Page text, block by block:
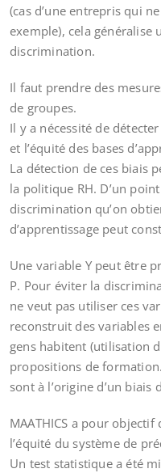
(cas d’une entrepris qui
exemple), cela généralise
discrimination.
Il faut prendre des
de groupes.
Il y a nécessité de
et l’équité des bases
La détection de ces biais
la politique RH. D’un
discrimination qu’on
d’apprentissage peut
Une variable Y peut être
P. Pour éviter la
ne veut pas utiliser ces
reconstruit des variables
gens habitent (utilisation
propositions de
sont à l’origine d’un biais
MAATHICS a pour
l’équité du système de
Un test statistique a été